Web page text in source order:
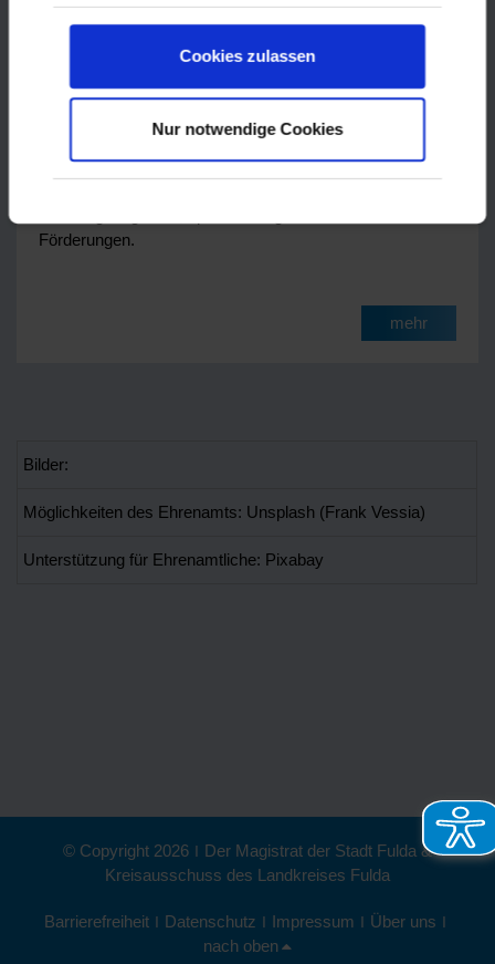
Cookies zulassen
Nur notwendige Cookies
Unterstützung für Ehrenamtliche
Ehrenamtliche und Vereine werden auf viele Arten
Förderungen.
mehr
Bilder:
Möglichkeiten des Ehrenamts: Unsplash (Frank Vessia)
Unterstützung für Ehrenamtliche: Pixabay
© Copyright 2026 | Der Magistrat der Stadt Fulda &
Kreisausschuss des Landkreises Fulda
Barrierefreiheit | Datenschutz | Impressum | Über uns |
nach oben